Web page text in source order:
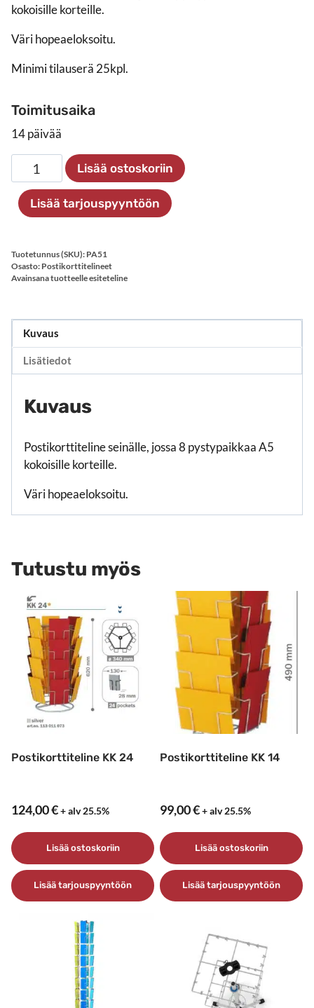
kokoisille korteille.
Väri hopeaeloksoitu.
Minimi tilauserä 25kpl.
Toimitusaika
14 päivää
Postikorttiteline
seinälle
määrä
Lisää ostoskoriin
Lisää tarjouspyyntöön
Tuotetunnus (SKU): PA51
Osasto: Postikorttitelineet
Avainsana tuotteelleesiteteline
Kuvaus
Lisätiedot
Kuvaus
Postikorttiteline seinälle, jossa 8 pystypaikkaa A5
kokoisille korteille.
Väri hopeaeloksoitu.
Tutustu myös
Postikorttiteline KK 24
124,00€+ alv 25.5%
Lisää ostoskoriin
Lisää tarjouspyyntöön
Postikorttiteline KK 14
99,00€+ alv 25.5%
Lisää ostoskoriin
Lisää tarjouspyyntöön